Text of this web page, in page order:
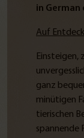
in German
Auf
Einsteigen,
ganz
minütigen
tierischen
spannende